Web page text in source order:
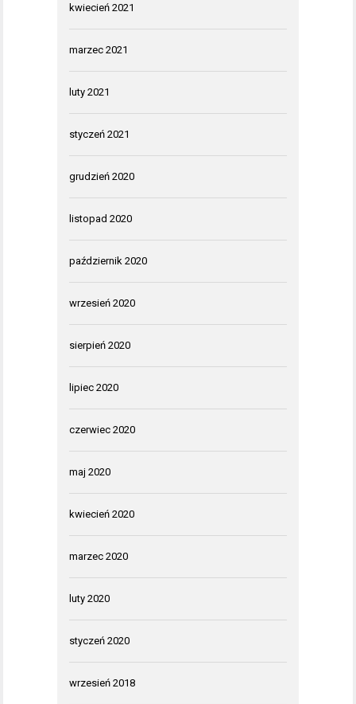
kwiecień 2021
marzec 2021
luty 2021
styczeń 2021
grudzień 2020
listopad 2020
październik 2020
wrzesień 2020
sierpień 2020
lipiec 2020
czerwiec 2020
maj 2020
kwiecień 2020
marzec 2020
luty 2020
styczeń 2020
wrzesień 2018